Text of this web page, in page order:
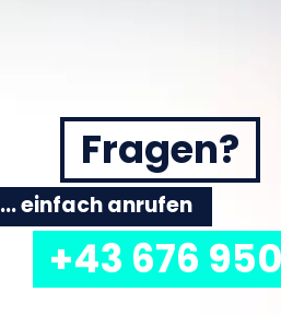
Fragen?
... einfach anrufen
+43 676